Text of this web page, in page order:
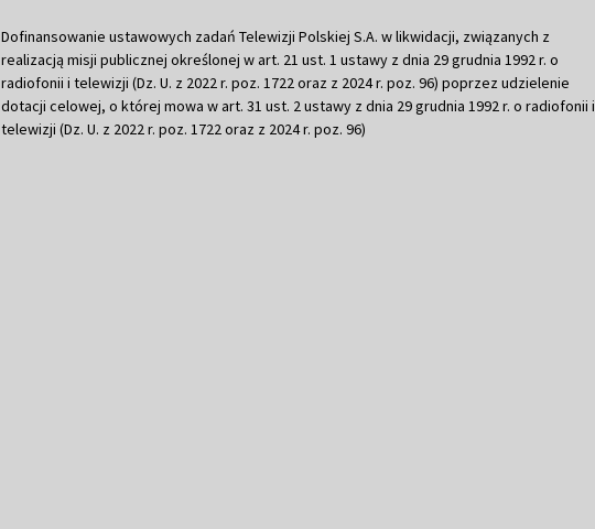
Dofinansowanie ustawowych zadań Telewizji Polskiej S.A. w likwidacji, związanych z
realizacją misji publicznej określonej w art. 21 ust. 1 ustawy z dnia 29 grudnia 1992 r. o
radiofonii i telewizji (Dz. U. z 2022 r. poz. 1722 oraz z 2024 r. poz. 96) poprzez udzielenie
dotacji celowej, o której mowa w art. 31 ust. 2 ustawy z dnia 29 grudnia 1992 r. o radiofonii i
telewizji (Dz. U. z 2022 r. poz. 1722 oraz z 2024 r. poz. 96)